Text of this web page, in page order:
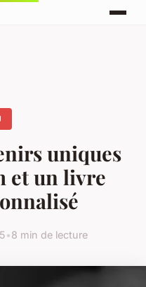
uniques
et un livre
•8 min de lecture